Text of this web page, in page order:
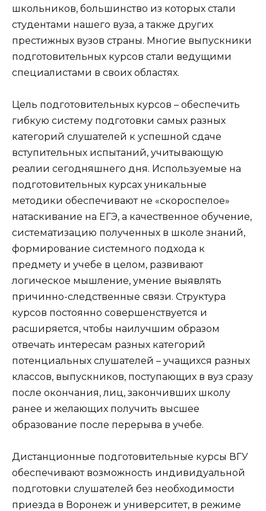
школьников, большинство из которых стали
студентами нашего вуза, а также других
престижных вузов страны. Многие выпускники
подготовительных курсов стали ведущими
специалистами в своих областях.
Цель подготовительных курсов – обеспечить
гибкую систему подготовки самых разных
категорий слушателей к успешной сдаче
вступительных испытаний, учитывающую
реалии сегодняшнего дня. Используемые на
подготовительных курсах уникальные
методики обеспечивают не «скороспелое»
натаскивание на ЕГЭ, а качественное обучение,
систематизацию полученных в школе знаний,
формирование системного подхода к
предмету и учебе в целом, развивают
логическое мышление, умение выявлять
причинно-следственные связи. Структура
курсов постоянно совершенствуется и
расширяется, чтобы наилучшим образом
отвечать интересам разных категорий
потенциальных слушателей – учащихся разных
классов, выпускников, поступающих в вуз сразу
после окончания, лиц, закончивших школу
ранее и желающих получить высшее
образование после перерыва в учебе.
Дистанционные подготовительные курсы ВГУ
обеспечивают возможность индивидуальной
подготовки слушателей без необходимости
приезда в Воронеж и университет, в режиме